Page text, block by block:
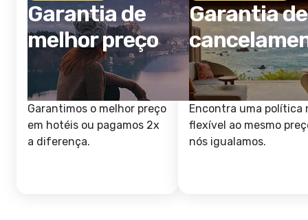
Garantia de
melhor preço
Garantimos o melhor preço
em hotéis ou pagamos 2x
a diferença.
Garantia de
Encontra uma política
flexível ao mesmo
nós igualamos.